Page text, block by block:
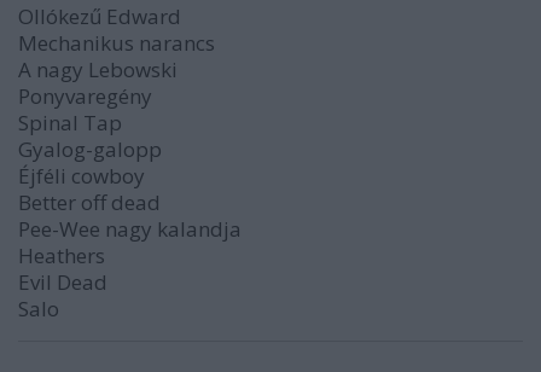
Ollókezű Edward
Mechanikus narancs
A nagy Lebowski
Ponyvaregény
Spinal Tap
Gyalog-galopp
Éjféli cowboy
Better off dead
Pee-Wee nagy kalandja
Heathers
Evil Dead
Salo